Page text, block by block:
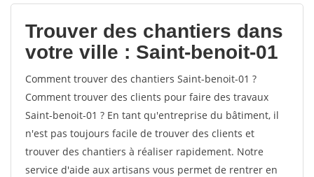
votes
Trouver des chantiers dans
votre ville : Saint-benoit-01
Comment trouver des chantiers Saint-benoit-01 ?
Comment trouver des clients pour faire des travaux
Saint-benoit-01 ? En tant qu'entreprise du bâtiment, il
n'est pas toujours facile de trouver des clients et
trouver des chantiers à réaliser rapidement. Notre
service d'aide aux artisans vous permet de rentrer en